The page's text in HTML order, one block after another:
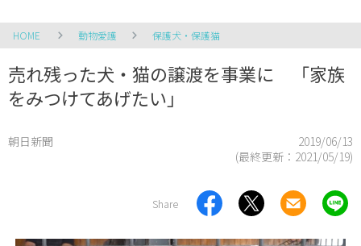
HOME 動物愛護 保護犬・保護猫
売れ残った犬・猫の譲渡を事業に 「家族
をみつけてあげたい」
朝日新聞
2019/06/13
(最終更新： 2021/05/19)
Share